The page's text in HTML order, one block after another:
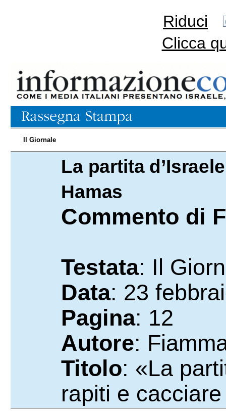
Riduci
Clicca
Il Giornale
La partita
Hamas
Commento di
Testata: Il
Data: 23
Pagina: 12
Autore:
Titolo: «La
rapiti e